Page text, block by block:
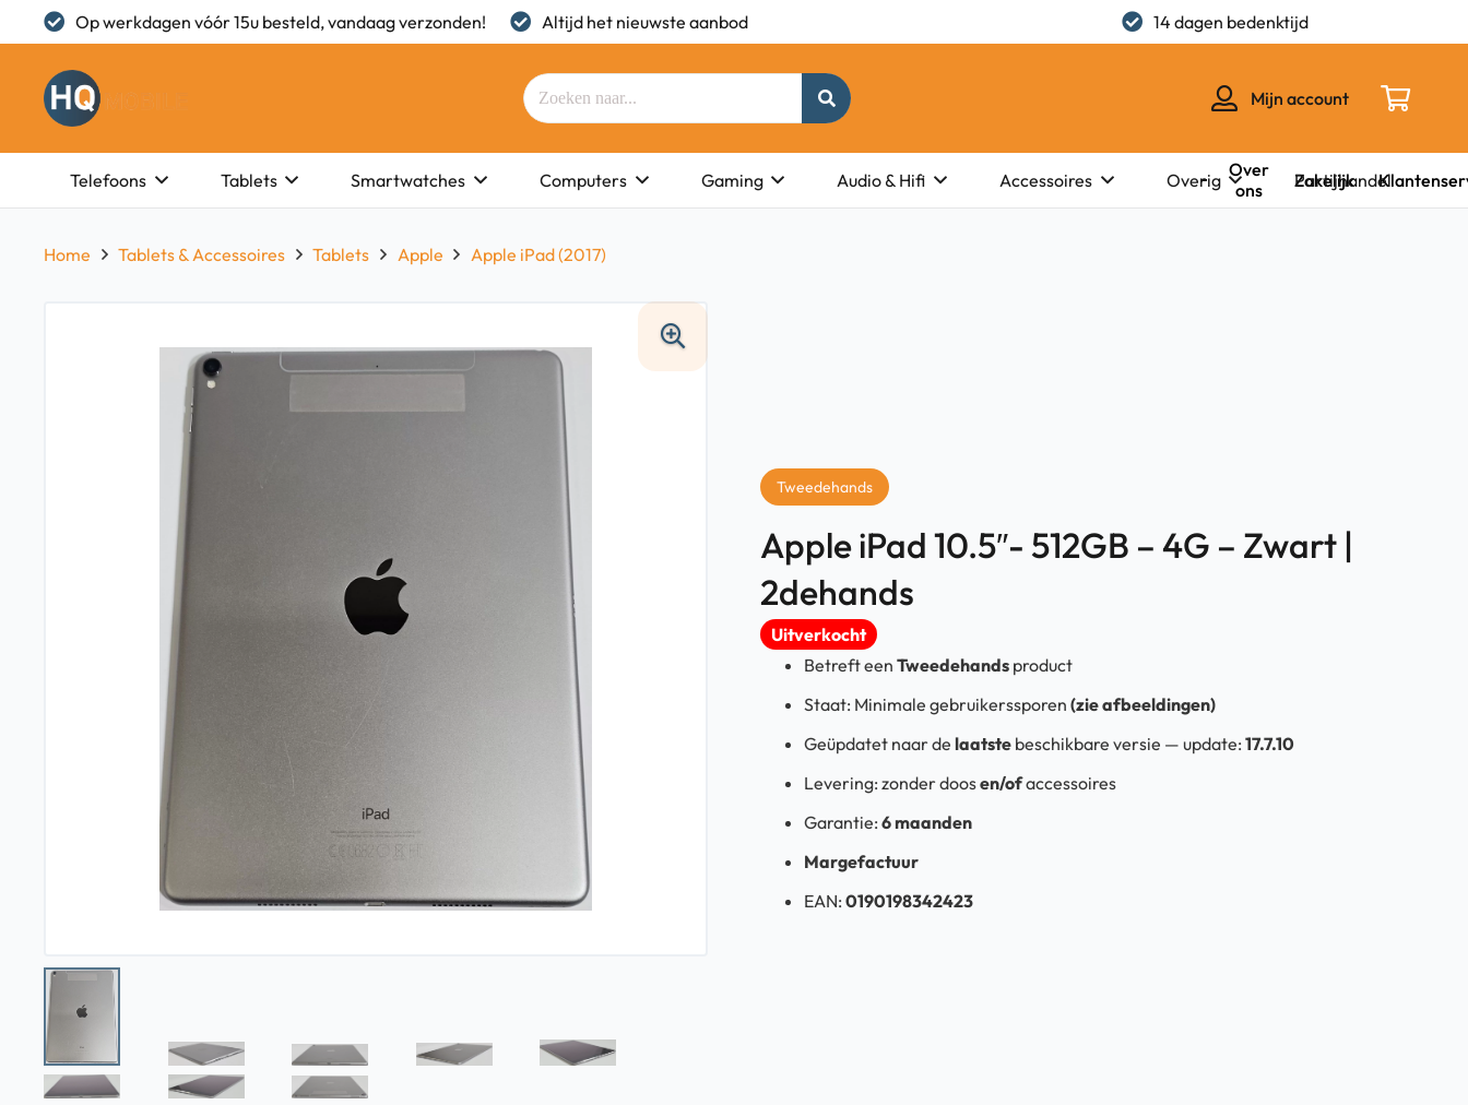
Op werkdagen vóór 15u besteld, vandaag verzonden! Altijd het nieuwste aanbod 14 dagen bedenktijd
Mijn account
Telefoons Tablets Smartwatches Computers Gaming Audio & Hifi Accessoires Overig Partijhandel
Over
ons
Zakelijk
Home Tablets & Accessoires Tablets Apple Apple iPad (2017)
Tweedehands
Apple iPad 10.5″- 512GB – 4G – Zwart |
2dehands
Uitverkocht
Betreft een Tweedehands product
Staat: Minimale gebruikerssporen (zie afbeeldingen)
Geüpdatet naarde laatste beschikbare versie — update: 17.7.10
Levering: zonder doosen/ofaccessoires
Garantie: 6 maanden
Margefactuur
EAN: 0190198342423